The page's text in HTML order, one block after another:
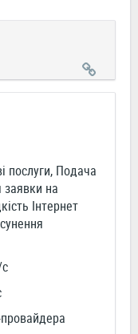
послуги, Подача
на
Інтернет